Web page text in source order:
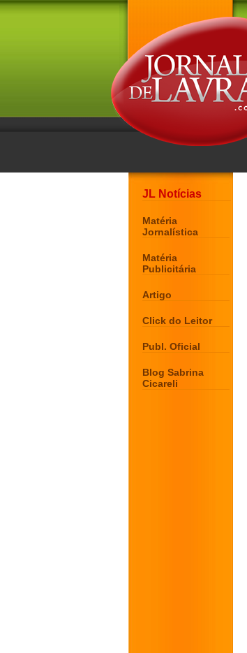
JL Notícias
Matéria
Jornalística
Matéria
Publicitária
Artigo
Click do Leitor
Publ. Oficial
Blog Sabrina
Cicareli